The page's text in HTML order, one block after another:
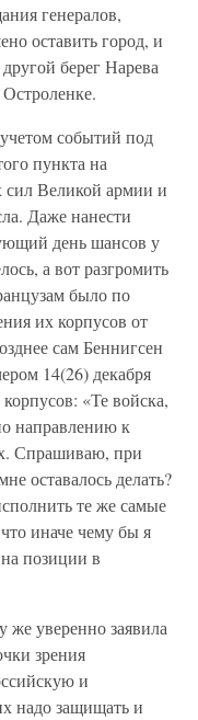
генералов,
оставить город, и
берег Нарева
событий под
пункта на
сил Великой армии и
Даже нанести
день шансов у
а вот разгромить
было по
их корпусов от
сам Беннигсен
14(26) декабря
«Те войска,
направлению к
Спрашиваю, при
оставалось делать?
те же самые
иначе чему бы я
позиции в
же уверенно заявила
зрения
и
надо защищать и